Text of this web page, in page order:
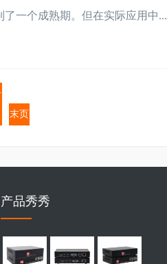
一个成熟期。但在实际应用中...
末页
产品秀秀